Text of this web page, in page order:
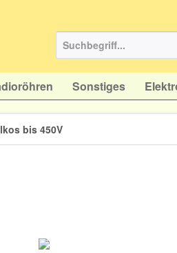
Sonstiges
bis 450V